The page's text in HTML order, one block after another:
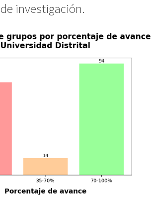
de investigación.